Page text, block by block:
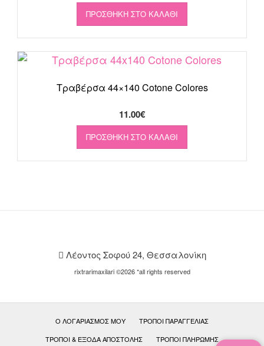
ΠΡΟΣΘΉΚΗ ΣΤΟ ΚΑΛΆΘΙ
Τραβέρσα 44×140 Cotone Colores
11.00€
ΠΡΟΣΘΉΚΗ ΣΤΟ ΚΑΛΆΘΙ
Λέοντος Σοφού 24, Θεσσαλονίκη
rixtrarimaxilari ©2026 *all rights reserved
Ο ΛΟΓΑΡΙΑΣΜΌΣ ΜΟΥ
ΤΡΌΠΟΙ ΠΑΡΑΓΓΕΛΊΑΣ
ΤΡΌΠΟΙ & ΈΞΟΔΑ ΑΠΟΣΤΟΛΉΣ
ΤΡΌΠΟΙ ΠΛΗΡΩΜΉΣ